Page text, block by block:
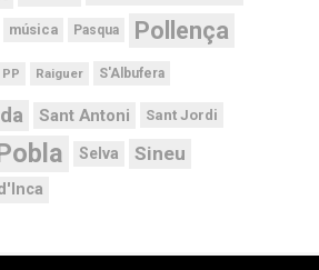
música Pasqua Pollença
PP Raiguer S'Albufera
Sant Antoni Sant Jordi
Selva Sineu